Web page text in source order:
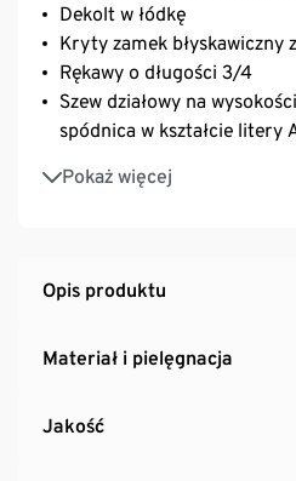
Dekolt w łódkę
Kryty zamek błyskawiczny
Rękawy o długości 3/4
Szew działowy na
spódnica w kształcie litery
Pokaż więcej
Zaszewki na biuście
dopasowanie
Ta sukienka zawiera
Opis produktu
Materiał i pielęgnacja
Jakość